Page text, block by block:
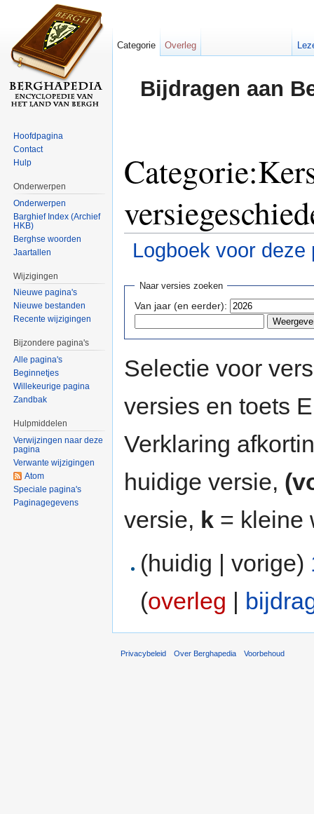
Bijdragen aan
Logboek voor deze
Naar versies zoeken
Van jaar (en eerder):
Selectie voor
versies en toets
Verklaring
huidige versie,
versie, k = kleine
(huidig | vorige)
(overleg |
Categorie Overleg
Hoofdpagina
Contact
Hulp
Onderwerpen
Onderwerpen
Barghief Index (Archief
HKB)
Berghse woorden
Jaartallen
Wijzigingen
Nieuwe pagina's
Nieuwe bestanden
Recente wijzigingen
Bijzondere pagina's
Alle pagina's
Beginnetjes
Willekeurige pagina
Zandbak
Hulpmiddelen
Verwijzingen naar deze
pagina
Verwante wijzigingen
Atom
Speciale pagina's
Paginagegevens
Privacybeleid Over Berghapedia Voorbehoud